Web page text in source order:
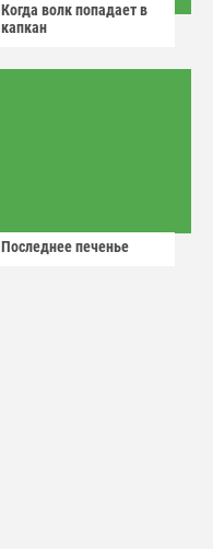
Когда волк попадает в
капкан
Последнее печенье